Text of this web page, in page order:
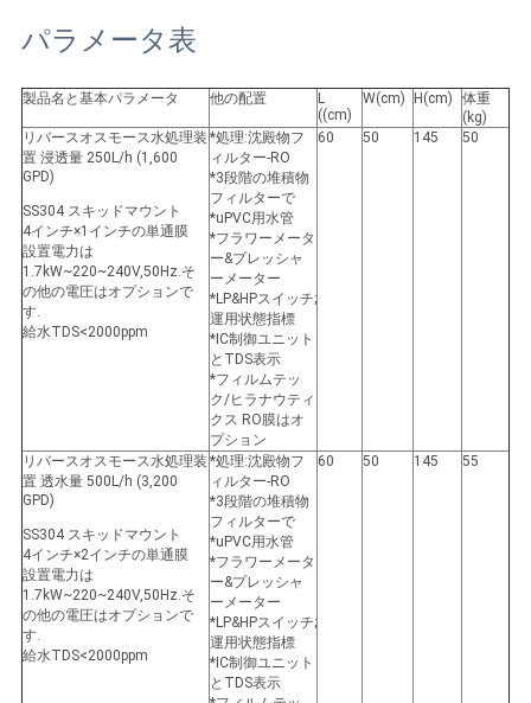
要
し
な
さ
い
地
PRIVACY
POLICY
パラメータ表
製品名と基本パラメータ 他の配置
L
((cm)
W(cm) H (cm)
体重
(kg)
リバースオスモース水処理装
置 浸透量 250L/h (1,600
GPD)
SS304 スキッドマウント
4インチ×1インチの単通膜
設置電力は
1.7kW~220~240V,50Hz.そ
の他の電圧はオプションで
す.
給水TDS<2000ppm
*処理:沈殿物フ
ィルター-RO
*3段階の堆積物
フィルターで
*uPVC用水管
*フラワーメータ
ー&プレッシャ
ーメーター
*LP&HPスイッチ;
運用状態指標
*IC制御ユニット
とTDS表示
*フィルムテッ
ク/ヒラナウティ
クス RO膜はオ
プション
60 50 145 50
リバースオスモース水処理装
置 透水量 500L/h (3,200
GPD)
SS304 スキッドマウント
4インチ×2インチの単通膜
設置電力は
1.7kW~220~240V,50Hz.そ
の他の電圧はオプションで
す.
給水TDS<2000ppm
*処理:沈殿物フ
ィルター-RO
*3段階の堆積物
フィルターで
*uPVC用水管
*フラワーメータ
ー&プレッシャ
ーメーター
*LP&HPスイッチ;
運用状態指標
*IC制御ユニット
とTDS表示
60 50 145 55